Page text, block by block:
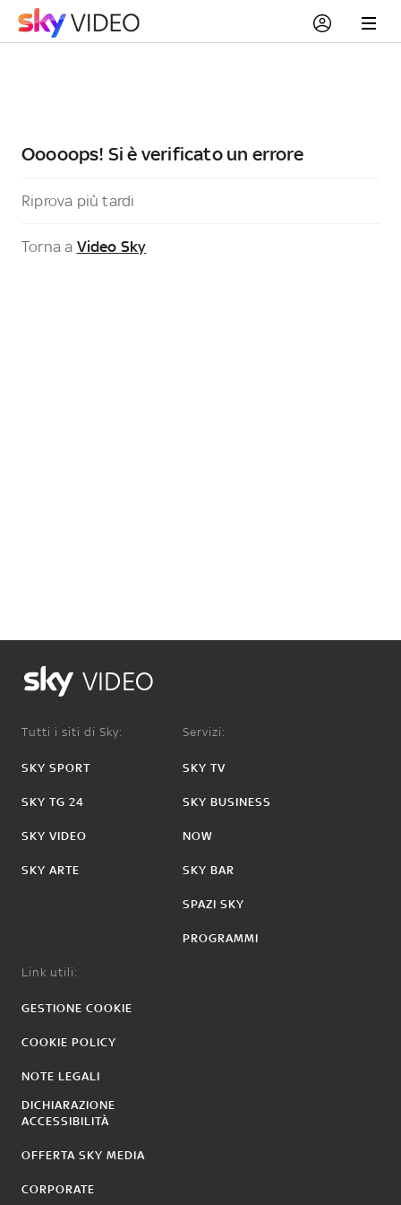
Ooooops! Si è verificato un errore
Riprova più tardi
Torna a Video Sky
VIDEO
Tutti i siti di Sky:
SKY SPORT
SKY TG 24
SKY VIDEO
SKY ARTE
Servizi:
SKY TV
SKY BUSINESS
NOW
SKY BAR
SPAZI SKY
PROGRAMMI
Link utili:
GESTIONE COOKIE
COOKIE POLICY
NOTE LEGALI
DICHIARAZIONE
ACCESSIBILITÀ
OFFERTA SKY MEDIA
CORPORATE